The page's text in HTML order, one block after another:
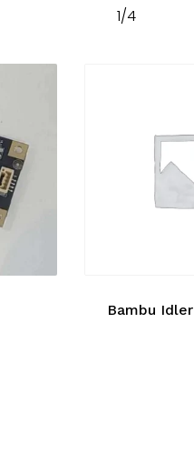
1/4
Bambu